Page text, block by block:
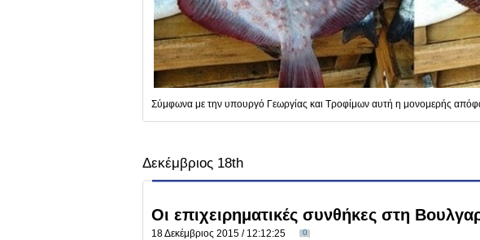
Σύμφωνα με την υπουργό Γεωργίας και Τροφίμων αυτή η μονομερής
Δεκέμβριος 18th
Οι επιχειρηματικές συνθήκες στη
18 Δεκέμβριος 2015 / 12:12:25 0